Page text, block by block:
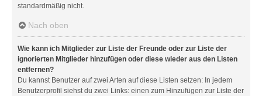
standardmäßig nicht.
Nach oben
Wie kann ich Mitglieder zur Liste der Freunde oder zur Liste der
ignorierten Mitglieder hinzufügen oder diese wieder aus den Listen
entfernen?
Du kannst Benutzer auf zwei Arten auf diese Listen setzen: In jedem
Benutzerprofil siehst du zwei Links: einen zum Hinzufügen zur Liste der